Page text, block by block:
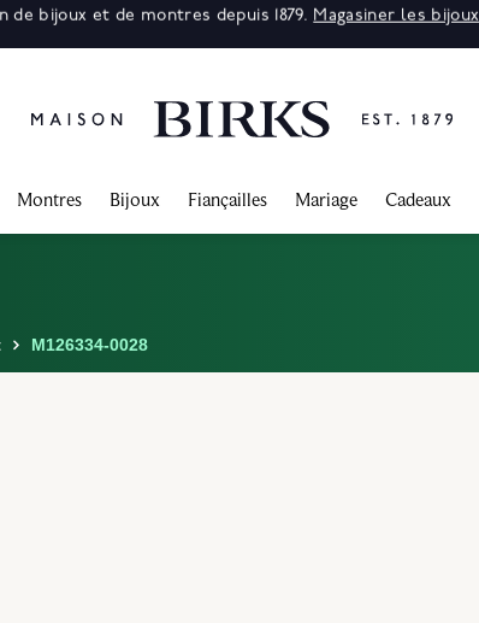
50% de rabais sur une sélection de bijoux raffinés.*
Montres Bijoux Fiançailles Mariage Cadeaux
M126334-0028